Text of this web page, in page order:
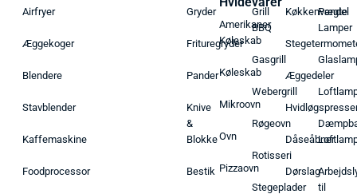
Airfryer
Æggekoger
Blendere
Stavblender
Kaffemaskine
Foodprocessor
Gryder
Frituregryder
Pander
Knive
&
Blokke
Bestik
Amerikaner
Køleskab
Køleskab
Mikroovn
Ovn
Pizzaovn
Grill
BBQ
Gasgrill
Webergrill
Røgeovn
Rotisseri
Stegeplader
Køkkenvægte
Æggedeler
Dåseåbner
Dørslag
Pendel
Lamper
til